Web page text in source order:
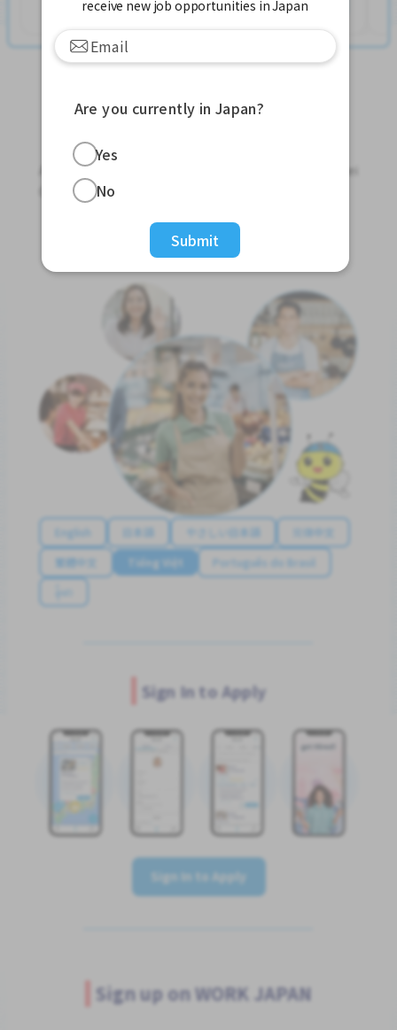
Apply for Part-Time Jobs, Full-Time Jobs and Tokutei
Ginou Jobs!
Get Started
English 日本語 やさしい日本語
简体中文
繁體中文
Tiếng Việt
Português do Brasil
န်မာ
Sign In to Apply
Sign In to Apply
Sign up on WORK JAPAN
receive new job opportunities in Japan
Are you currently in Japan?
Yes
No
Submit